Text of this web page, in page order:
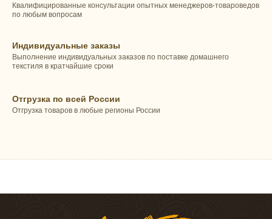
Квалифицированные консультации опытных менеджеров-товароведов
по любым вопросам
Индивидуальные заказы
Выполнение индивидуальных заказов по поставке домашнего
текстиля в кратчайшие сроки
Отгрузка по всей России
Отгрузка товаров в любые регионы России